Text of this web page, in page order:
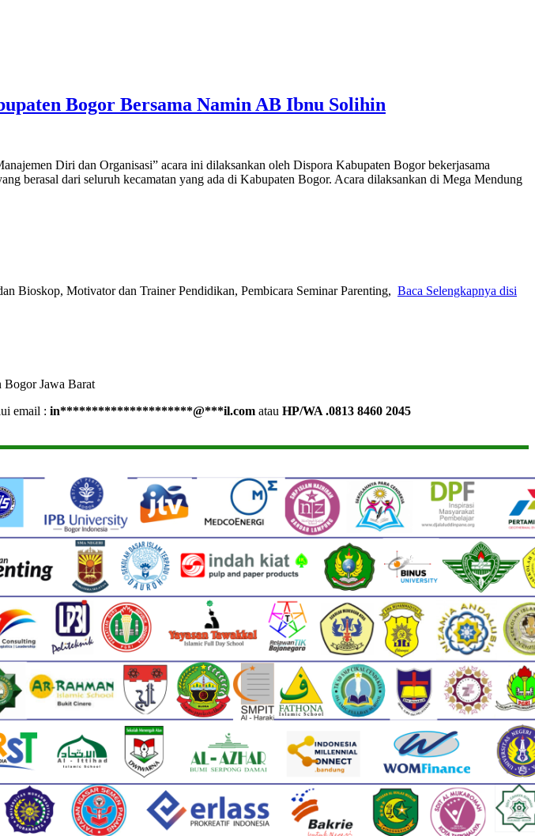
Bogor Bersama Namin AB Ibnu Solihin
Diri dan Organisasi” acara ini dilaksankan oleh Dispora Kabupaten Bogor bekerjasama
berasal dari seluruh kecamatan yang ada di Kabupaten Bogor. Acara dilaksankan di Mega Mendung
Bioskop, Motivator dan Trainer Pendidikan, Pembicara Seminar Parenting, Baca Selengkapnya disi
Jawa Barat
email : in*********************@***il.com atau HP/WA .0813 8460 2045